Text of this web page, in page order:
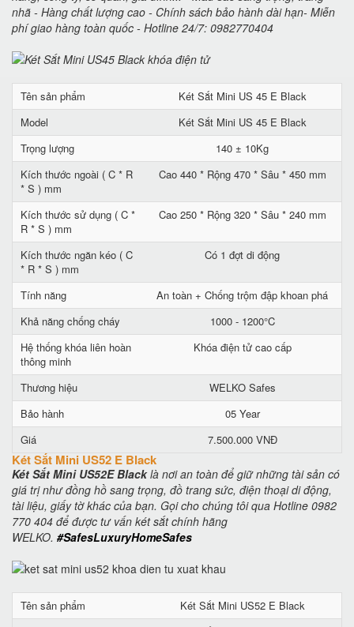
nhã - Hàng chất lượng cao - Chính sách bảo hành dài hạn- Miễn
phí giao hàng toàn quốc - Hotline 24/7: 0982770404
Tên sản phẩm
Két Sắt Mini US 45 E Black
Model
Két Sắt Mini US 45 E Black
Trọng lượng
140 ± 10Kg
Kích thước ngoài ( C * R
* S ) mm
Cao 440 * Rộng 470 * Sâu * 450 mm
Kích thước sử dụng ( C *
R * S ) mm
Cao 250 * Rộng 320 * Sâu * 240 mm
Kích thước ngăn kéo ( C
* R * S ) mm
Có 1 đợt di động
Tính năng
An toàn + Chống trộm đập khoan phá
Khả năng chống cháy
1000 - 1200°C
Hệ thống khóa liên hoàn
thông minh
Khóa điện tử cao cấp
Thương hiệu
WELKO Safes
Bảo hành
05 Year
Giá
7.500.000 VNĐ
Két Sắt Mini US52 E Black
Két Sắt Mini US52E Blacklà nơi an toàn để giữ những tài sản có
giá trị như đồng hồ sang trọng, đồ trang sức, điện thoại di động,
tài liệu, giấy tờ khác của bạn. Gọi cho chúng tôi qua Hotline 0982
770 404 để được tư vấn két sắt chính hãng
WELKO. #SafesLuxuryHomeSafes
Tên sản phẩm
Két Sắt Mini US52 E Black